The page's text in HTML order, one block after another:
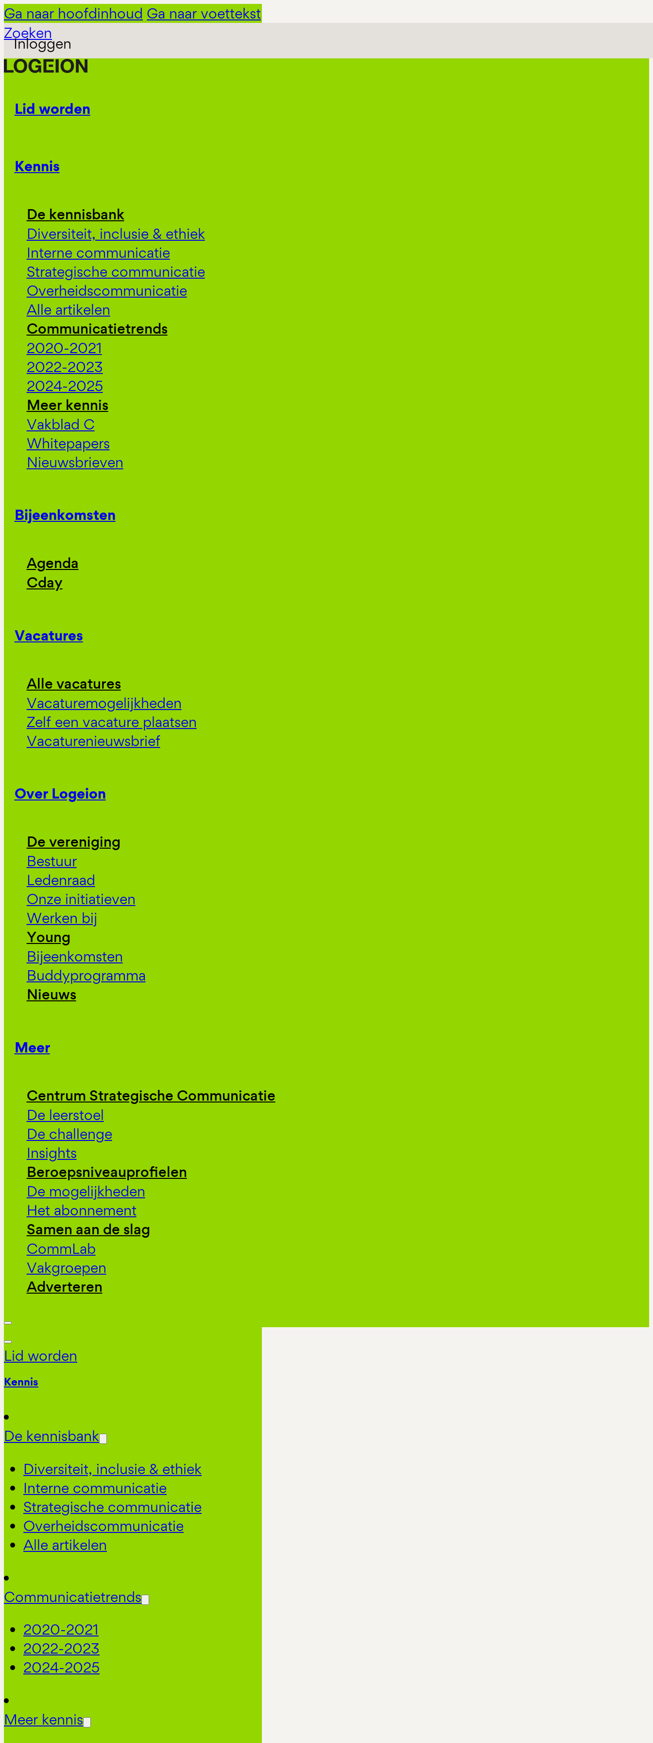
Ga naar hoofdinhoud Ga naar voettekst
Zoeken
Inloggen
Lid worden
Kennis
De kennisbank
Diversiteit, inclusie & ethiek
Interne communicatie
Strategische communicatie
Overheidscommunicatie
Alle artikelen
Communicatietrends
2020-2021
2022-2023
2024-2025
Meer kennis
Vakblad C
Whitepapers
Nieuwsbrieven
Bijeenkomsten
Agenda
Cday
Vacatures
Alle vacatures
Vacaturemogelijkheden
Zelf een vacature plaatsen
Vacaturenieuwsbrief
Over Logeion
De vereniging
Bestuur
Ledenraad
Onze initiatieven
Werken bij
Young
Bijeenkomsten
Buddyprogramma
Nieuws
Meer
Centrum Strategische Communicatie
De leerstoel
De challenge
Insights
Beroepsniveauprofielen
De mogelijkheden
Het abonnement
Samen aan de slag
CommLab
Vakgroepen
Adverteren
Lid worden
Kennis
De kennisbank
Diversiteit, inclusie & ethiek
Interne communicatie
Strategische communicatie
Overheidscommunicatie
Alle artikelen
Communicatietrends
2020-2021
2022-2023
2024-2025
Meer kennis